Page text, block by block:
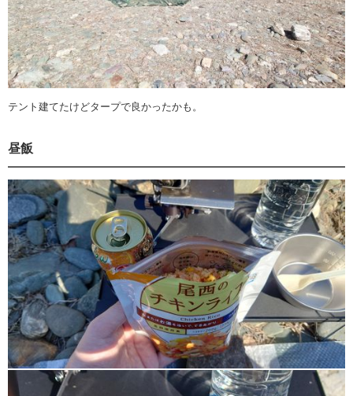
テント建てたけどタープで良かったかも。
昼飯